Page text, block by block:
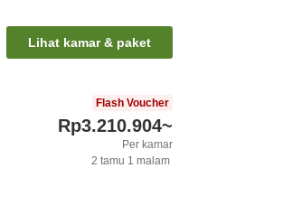
Lihat kamar & paket
Flash Voucher
Rp3.210.904~
Per kamar
2 tamu 1 malam